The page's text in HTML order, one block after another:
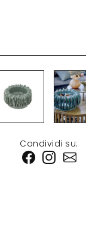
Condividi su: